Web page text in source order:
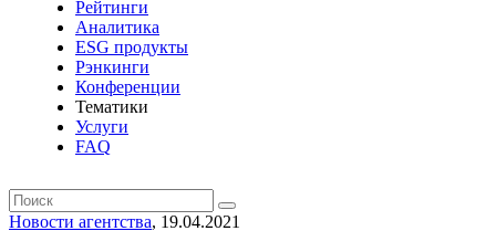
Рейтинги
Аналитика
ESG продукты
Рэнкинги
Конференции
Тематики
Услуги
FAQ
Новости агентства, 19.04.2021